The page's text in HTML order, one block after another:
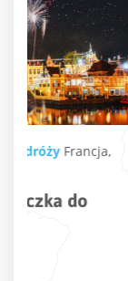
City Break|
Hotel
ze